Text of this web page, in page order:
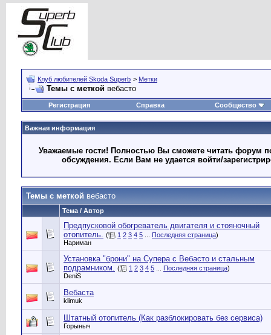
Клуб любителей Skoda Superb > Метки
Темы с меткой вебасто
Регистрация Справка Сообщество
Важная информация
Уважаемые гости! Полностью Вы сможете читать форум
обсуждения. Если Вам не удается войти/
Темы с меткой вебасто
Тема / Автор
Предпусковой обогреватель двигателя и стояночный
отопитель. ( 1 2 3 4 5 Последняя страница)
Нариман
Установка "брони" на Супера с Вебасто и стальным
подрамником. ( 1 2 3 4 5 Последняя страница)
DeniS
Вебаста
klimuk
Штатный отопитель (Как разблокировать без сервиса)
Горыныч